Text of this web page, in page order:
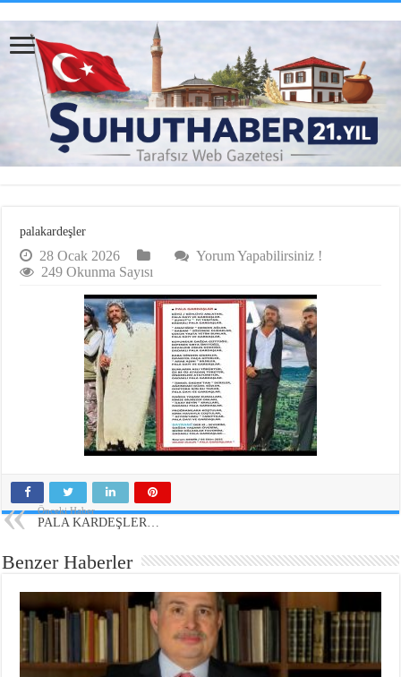
palakardeşler
28 Ocak 2026
Yorum Yapabilirsiniz !
249 Okunma Sayısı
Önceki Haber
PALA KARDEŞLER…
Benzer Haberler